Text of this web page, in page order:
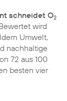
schneidet O2
wird
Umwelt,
nachhaltige
72 aus 100
besten vier